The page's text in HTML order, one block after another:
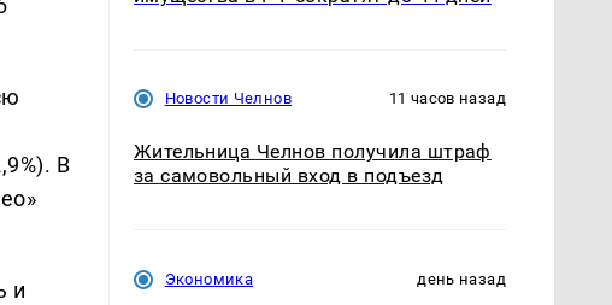
В
и
Новости Челнов 11 часов назад
Жительница Челнов получила штраф
за самовольный вход в подъезд
Экономика день назад